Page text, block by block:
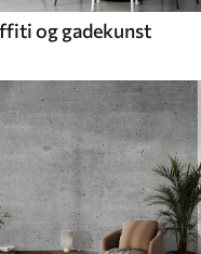
og gadekunst